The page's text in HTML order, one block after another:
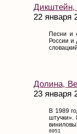
Дикштейн,
22 января
Песни и
России и
Долина,
23 января
В 1989
штучки».
8951